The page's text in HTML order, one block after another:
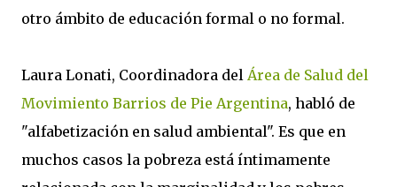
otro ámbito de educación formal o no formal.
Laura Lonati, Coordinadora del Área de Salud del
Movimiento Barrios de Pie Argentina, habló de
"alfabetización en salud ambiental". Es que en
muchos casos la pobreza está íntimamente